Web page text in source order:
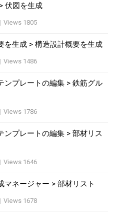
伏図を生成
| Views 1805
を生成 > 構造設計概要を生成
| Views 1486
ンプレートの編集 > 鉄筋グル
| Views 1786
ンプレートの編集 > 部材リス
| Views 1646
マネージャー > 部材リスト
| Views 1678